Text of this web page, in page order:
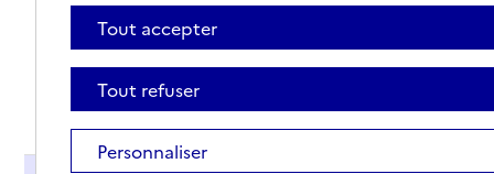
Tout accepter
Tout refuser
Personnaliser